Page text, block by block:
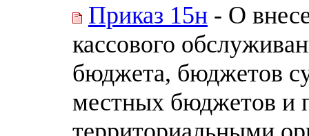
Приказ 15н - О
кассового
бюджета, бюджетов
местных бюджетов и